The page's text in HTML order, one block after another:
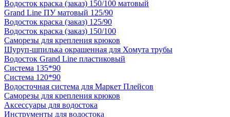
Водосток краска (заказ) 150/100 матовый
Grand Line ПУ матовый 125/90
Водосток краска (заказ) 125/90
Водосток краска (заказ) 150/100
Саморезы для крепления крюков
Шуруп-шпилька окрашенная для Хомута трубы
Водосток Grand Line пластиковый
Система 135*90
Система 120*90
Водосточная система для Маркет Плейсов
Саморезы для крепления крюков
Аксессуары для водостока
Инструменты для водостока